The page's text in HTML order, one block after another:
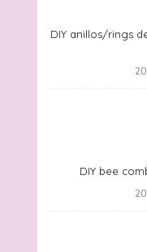
DIY anillos/rings
DIY bee